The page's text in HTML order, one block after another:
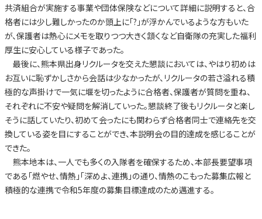
共済組合が実施する事業や団体保険などについて詳細に説明すると、合
格者には少し難しかったのか頭上に「?」が浮かんでいるような方もいた
が、保護者は熱心にメモを取りつつ大きく頷くなど自衛隊の充実した福利
厚生に安心している様子であった。
最後に、熊本県出身リクルータを交えた懇談においては、やはり初めは
お互いに恥ずかしさから会話は少なかったが、リクルータの若さ溢れる積
極的な声掛けで一気に堰を切ったように合格者、保護者が質問を重ね、
それぞれに不安や疑問を解消していった。懇談終了後もリクルータと楽し
そうに話していたり、初めて会ったにも関わらず合格者同士で連絡先を交
換している姿を目にすることができ、本説明会の目的達成を感じることが
できた。
熊本地本は、一人でも多くの入隊者を確保するため、本部長要望事項
である「燃やせ、情熱」「深めよ、連携」の通り、情熱のこもった募集広報と
積極的な連携で令和5年度の募集目標達成のため邁進する。